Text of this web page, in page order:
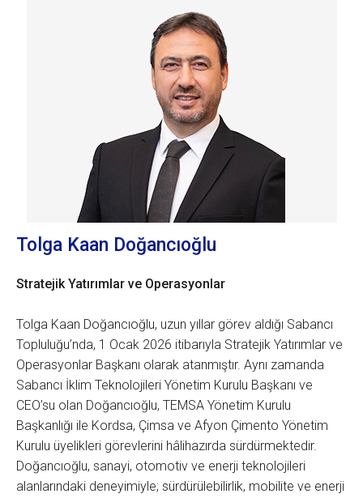
Tolga Kaan Doğancıoğlu
Stratejik Yatırımlar ve Operasyonlar
Tolga Kaan Doğancıoğlu, uzun yıllar görev aldığı Sabancı
Topluluğu’nda, 1 Ocak 2026 itibarıyla Stratejik Yatırımlar ve
Operasyonlar Başkanı olarak atanmıştır. Aynı zamanda
Sabancı İklim Teknolojileri Yönetim Kurulu Başkanı ve
CEO’su olan Doğancıoğlu, TEMSA Yönetim Kurulu
Başkanlığı ile Kordsa, Çimsa ve Afyon Çimento Yönetim
Kurulu üyelikleri görevlerini hâlihazırda sürdürmektedir.
Doğancıoğlu, sanayi, otomotiv ve enerji teknolojileri
alanlarındaki deneyimiyle; sürdürülebilirlik, mobilite ve enerji